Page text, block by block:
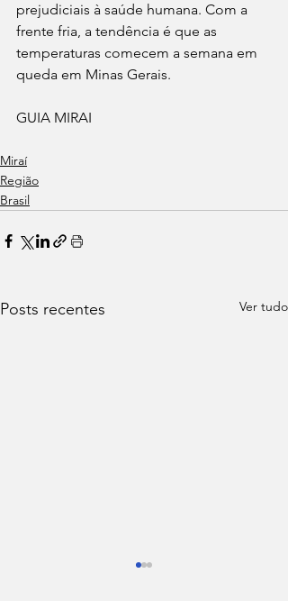
prejudiciais à saúde humana. Com a
frente fria, a tendência é que as
temperaturas comecem a semana em
queda em Minas Gerais.
GUIA MIRAI
Miraí
Região
Brasil
Posts recentes Ver tudo